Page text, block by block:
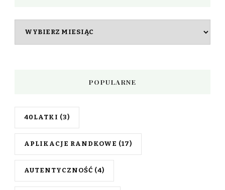
POPULARNE
40LATKI (3)
APLIKACJE RANDKOWE (17)
AUTENTYCZNOŚĆ (4)